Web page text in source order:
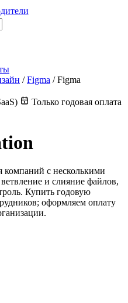
/ Figma / Figma
Только годовая оплата
компаний с несколькими
и слияние файлов,
Купить годовую
оформляем оплату